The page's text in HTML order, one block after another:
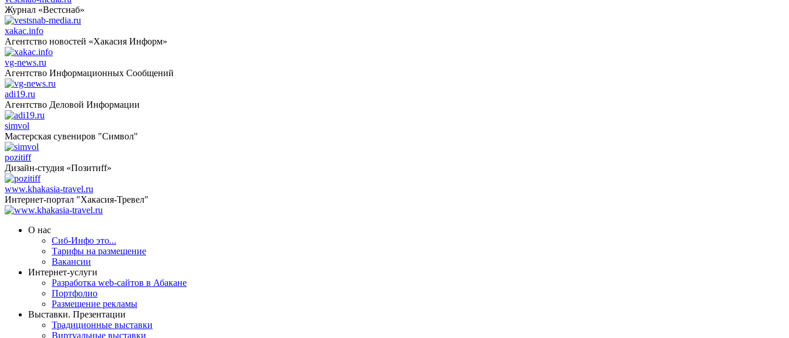
Журнал «Вестснаб»
xakac.info
Агентство новостей «Хакасия Информ»
vg-news.ru
Агентство Информационных Сообщений
adi19.ru
Агентство Деловой Информации
simvol
Мастерская сувениров "Символ"
pozitiff
Дизайн-студия «Позитиff»
www.khakasia-travel.ru
Интернет-портал "Хакасия-Тревел"
О нас
Сиб-Инфо это...
Тарифы на размещение
Вакансии
Интернет-услуги
Разработка web-сайтов в Абакане
Портфолио
Размещение рекламы
Выставки. Презентации
Традиционные выставки
Виртуальные выставки